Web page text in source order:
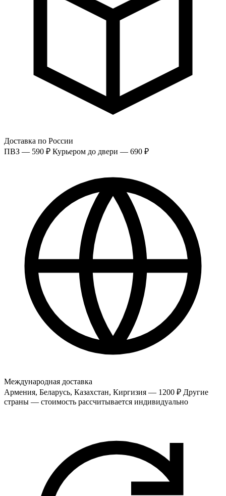
Доставка по России
ПВЗ — 590 ₽ Курьером до двери — 690 ₽
Международная доставка
Армения, Беларусь, Казахстан, Киргизия — 1200 ₽ Другие
страны — стоимость рассчитывается индивидуально